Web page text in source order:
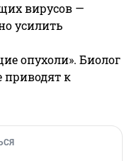
вирусов —
усилить
опухоли». Биолог
приводят к